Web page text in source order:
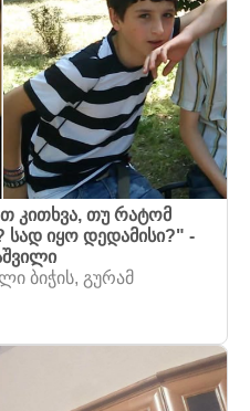
კითხვა, თუ რატომ
სად იყო დედამისი?" -
ბიჭის, გურამ